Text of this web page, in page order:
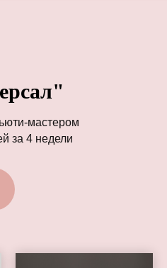
мастером
за 4 недели